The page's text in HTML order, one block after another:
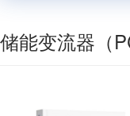
储能变流器（